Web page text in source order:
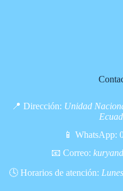
📍 Dirección: Unidad
📱 WhatsApp:
📧 Correo:
🕓 Horarios de atención: